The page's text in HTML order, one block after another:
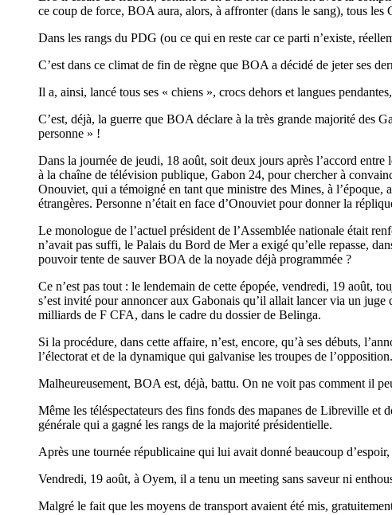
ce coup de force, BOA aura, alors, à affronter (dans le sang), tous les
Dans les rangs du PDG (ou ce qui en reste car ce parti n’existe,
C’est dans ce climat de fin de règne que BOA a décidé de jeter ses
Il a, ainsi, lancé tous ses « chiens », crocs dehors et langues
C’est, déjà, la guerre que BOA déclare à la très grande majorité des
personne » !
Dans la journée de jeudi, 18 août, soit deux jours après l’accord
à la chaîne de télévision publique, Gabon 24, pour chercher à
Onouviet, qui a témoigné en tant que ministre des Mines, à
étrangères. Personne n’était en face d’Onouviet pour donner la
Le monologue de l’actuel président de l’Assemblée nationale était
n’avait pas suffi, le Palais du Bord de Mer a exigé qu’elle repasse,
pouvoir tente de sauver BOA de la noyade déjà programmée ?
Ce n’est pas tout : le lendemain de cette épopée, vendredi, 19 août,
s’est invité pour annoncer aux Gabonais qu’il allait lancer via un
milliards de F CFA, dans le cadre du dossier de Belinga.
Si la procédure, dans cette affaire, n’est, encore, qu’à ses débuts,
l’électorat et de la dynamique qui galvanise les troupes de l’opposition.
Malheureusement, BOA est, déjà, battu. On ne voit pas comment il
Même les téléspectateurs des fins fonds des mapanes de Libreville et
générale qui a gagné les rangs de la majorité présidentielle.
Après une tournée républicaine qui lui avait donné beaucoup
Vendredi, 19 août, à Oyem, il a tenu un meeting sans saveur ni
Malgré le fait que les moyens de transport avaient été mis,